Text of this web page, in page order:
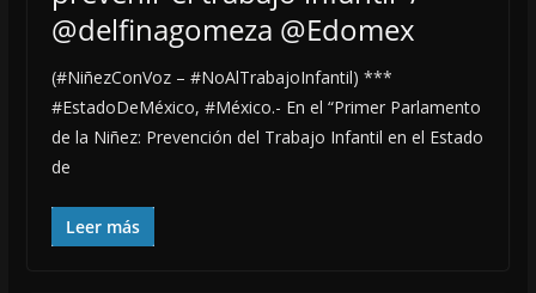
@delfinagomeza @Edomex
(#NiñezConVoz – #NoAlTrabajoInfantil) ***
#EstadoDeMéxico, #México.- En el “Primer Parlamento
de la Niñez: Prevención del Trabajo Infantil en el Estado
de
Leer más